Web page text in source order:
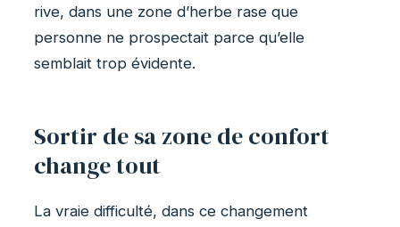
rive, dans une zone d’herbe rase que
personne ne prospectait parce qu’elle
semblait trop évidente.
Sortir de sa zone de confort
change tout
La vraie difficulté, dans ce changement